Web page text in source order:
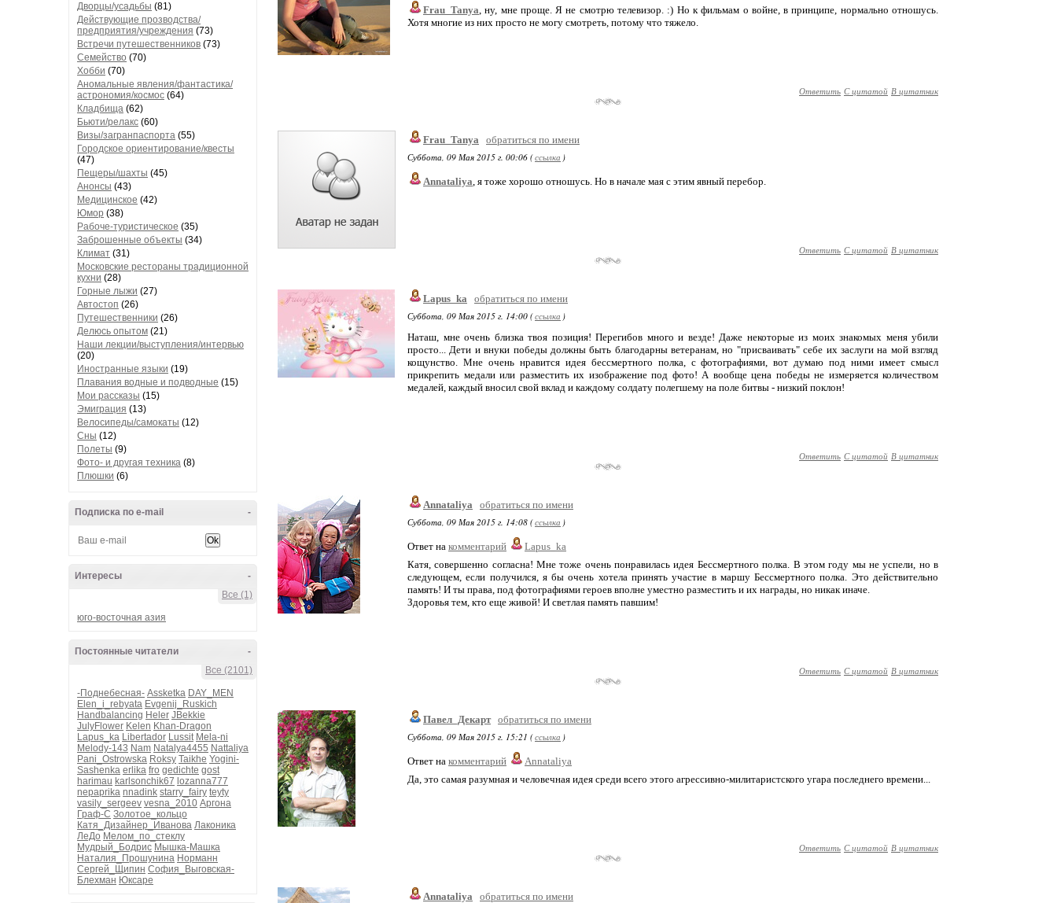
Дворцы/усадьбы (81)
Действующие прозводства/
предприятия/учреждения (73)
Встречи путешественников (73)
Семейство (70)
Хобби (70)
Аномальные явления/фантастика/
астрономия/космос (64)
Кладбища (62)
Бьюти/релакс (60)
Визы/загранпаспорта (55)
Городское ориентирование/квесты
(47)
Пещеры/шахты (45)
Анонсы (43)
Медицинское (42)
Юмор (38)
Рабоче-туристическое (35)
Заброшенные объекты (34)
Климат (31)
Московские рестораны традиционной
кухни (28)
Горные лыжи (27)
Автостоп (26)
Путешественники (26)
Делюсь опытом (21)
Наши лекции/выступления/интервью
(20)
Иностранные языки (19)
Плавания водные и подводные (15)
Мои рассказы (15)
Эмиграция (13)
Велосипеды/самокаты (12)
Сны (12)
Полеты (9)
Фото- и другая техника (8)
Плюшки (6)
-
Подписка по e-mail
-
Интересы
Все (1)
юго-восточная азия
-
Постоянные читатели
Все (2101)
-Поднебесная- Assketka DAY_MEN
Elen_i_rebyata Evgenij_Ruskich
Handbalancing Heler JBekkie
JulyFlower Kelen Khan-Dragon
Lapus_ka Libertador Lussit Mela-ni
Melody-143 Nam Natalya4455 Nattaliya
Pani_Ostrowska Roksy Taikhe Yogini-
Sashenka erlika fro gedichte gost
harimau karlsonchik67 lozanna777
nepaprika nnadink starry_fairy teyty
vasily_sergeev vesna_2010 Аргона
Граф-С Золотое_кольцо
Катя_Дизайнер_Иванова Лаконика
ЛеДо Мелом_по_стеклу
Мудрый_Бодрис Мышка-Машка
Наталия_Прошунина Норманн
Сергей_Щипин София_Выговская-
Блехман Юксаре
Frau_Tanya, ну, мне проще. Я не смотрю телевизор. :) Но к фильмам о войне, в принципе, нормально отношусь.
Хотя многие из них просто не могу смотреть, потому что тяжело.
Ответить С цитатой В цитатник
Frau_Tanya
обратиться по имени
Суббота, 09 Мая 2015 г. 00:06 (ссылка )
Annataliya, я тоже хорошо отношусь. Но в начале мая с этим явный перебор.
Ответить С цитатой В цитатник
Lapus_ka
обратиться по имени
Суббота, 09 Мая 2015 г. 14:00 (ссылка )
Наташ, мне очень близка твоя позиция! Перегибов много и везде! Даже некоторые из моих знакомых меня убили
просто... Дети и внуки победы должны быть благодарны ветеранам, но "присваивать" себе их заслуги на мой взгляд
кощунство. Мне очень нравится идея бессмертного полка, с фотографиями, вот думаю под ними имеет смысл
прикрепить медали или разместить их изображение под фото! А вообще цена победы не измеряется количеством
медалей, каждый вносил свой вклад и каждому солдату полегшему на поле битвы - низкий поклон!
Ответить С цитатой В цитатник
Annataliya
обратиться по имени
Суббота, 09 Мая 2015 г. 14:08 (ссылка )
Ответ на комментарий
Lapus_ka
Катя, совершенно согласна! Мне тоже очень понравилась идея Бессмертного полка. В этом году мы не успели, но в
следующем, если получился, я бы очень хотела принять участие в маршу Бессмертного полка. Это действительно
память! И ты права, под фотографиями героев вполне уместно разместить и их награды, но никак иначе.
Здоровья тем, кто еще живой! И светлая память павшим!
Ответить С цитатой В цитатник
Павел_Декарт обратиться по имени
Суббота, 09 Мая 2015 г. 15:21 (ссылка )
Ответ на комментарий
Annataliya
Да, это самая разумная и человечная идея среди всего этого агрессивно-милитаристского угара последнего времени...
Ответить С цитатой В цитатник
Annataliya
обратиться по имени